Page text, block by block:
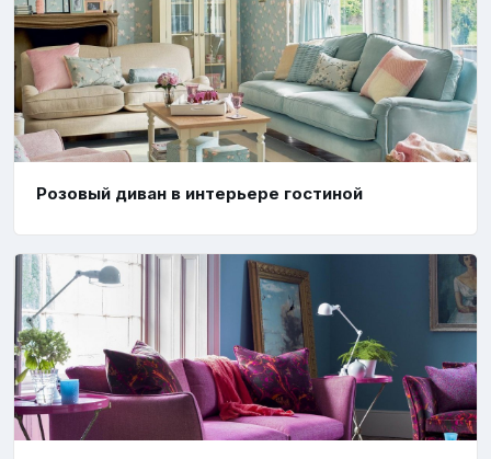
Розовый диван в интерьере гостиной